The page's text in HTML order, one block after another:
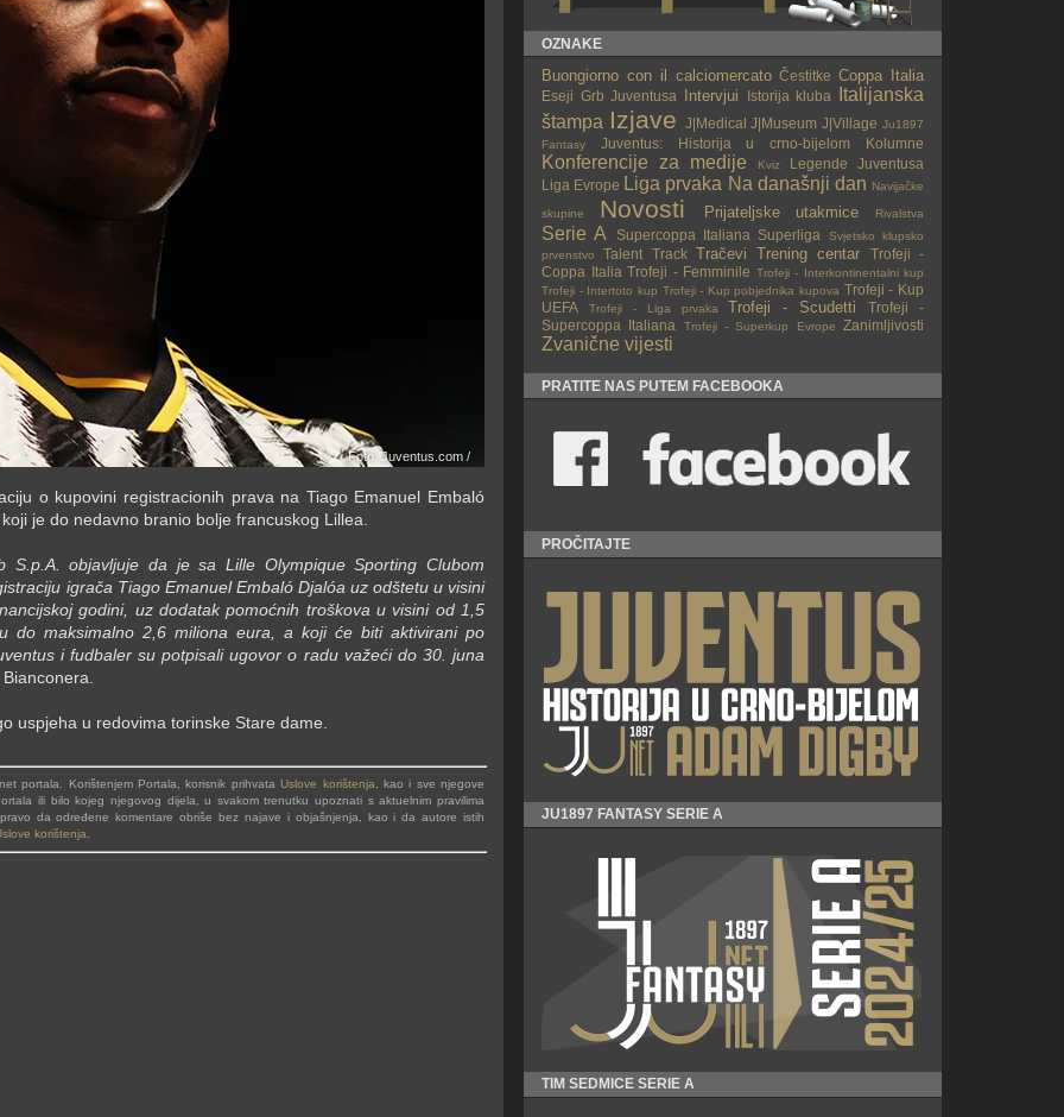
Foto: Juventus.com /
o kupovini registracionih prava na Tiago Emanuel Embaló
je do nedavno branio bolje francuskog Lillea.
objavljuje da je sa Lille Olympique Sporting Clubom
igrača Tiago Emanuel Embaló Djalóa uz odštetu u visini
godini, uz dodatak pomoćnih troškova u visini od 1,5
do maksimalno 2,6 miliona eura, a koji će biti aktivirani po
i fudbaler su potpisali ugovor o radu važeći do 30. juna
uspjeha u redovima torinske Stare dame.
portala. Korištenjem Portala, korisnik prihvataUslove korištenja , kao i sve njegove
ili bilo kojeg njegovog dijela, u svakom trenutku upoznati s aktuelnim pravilima
da određene komentare obriše bez najave i objašnjenja, kao i da autore istih
korištenja
OZNAKE
Buongiorno con il calciomercato Čestitke Coppa Italia
Eseji Grb Juventusa Intervjui Istorija kluba
Italijanska
štampa Izjave J|Medical J|Museum J|Village Ju1897
Fantasy
Juventus: Historija u crno-bijelom Kolumne
Konferencije za medije Kviz
Legende Juventusa
Liga Evrope Liga prvaka Na današnji dan Navijačke
skupine Novosti Prijateljske utakmice Rivalstva
Serie A Supercoppa Italiana Superliga
Svjetsko klupsko
prvenstvo
Talent Track Tračevi Trening centar
Trofeji -
Coppa Italia Trofeji - Femminile Trofeji - Interkontinentalni kup
Trofeji - Intertoto kup Trofeji - Kup pobjednika kupova Trofeji - Kup
UEFA
Trofeji - Liga prvaka Trofeji - Scudetti
Trofeji -
Supercoppa Italiana
Trofeji - Superkup Evrope Zanimljivosti
Zvanične vijesti
PRATITE NAS PUTEM FACEBOOKA
PROČITAJTE
JU1897 FANTASY SERIE A
TIM SEDMICE SERIE A